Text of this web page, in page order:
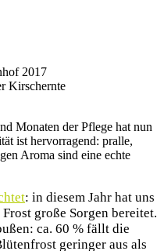
Kirschernte
Monaten der Pflege hat nun
ist hervorragend: pralle,
Aroma sind eine echte
: in diesem Jahr hat uns
große Sorgen bereitet.
ca. 60 % fällt die
geringer aus als